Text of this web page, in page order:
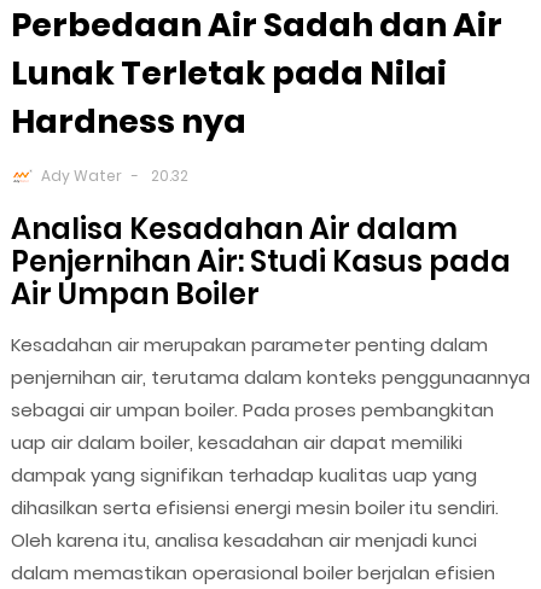
Perbedaan Air Sadah dan Air
Lunak Terletak pada Nilai
Hardness nya
Ady Water 20.32
Analisa Kesadahan Air dalam
Penjernihan Air: Studi Kasus pada
Air Umpan Boiler
Kesadahan air merupakan parameter penting dalam
penjernihan air, terutama dalam konteks penggunaannya
sebagai air umpan boiler. Pada proses pembangkitan
uap air dalam boiler, kesadahan air dapat memiliki
dampak yang signifikan terhadap kualitas uap yang
dihasilkan serta efisiensi energi mesin boiler itu sendiri.
Oleh karena itu, analisa kesadahan air menjadi kunci
dalam memastikan operasional boiler berjalan efisien